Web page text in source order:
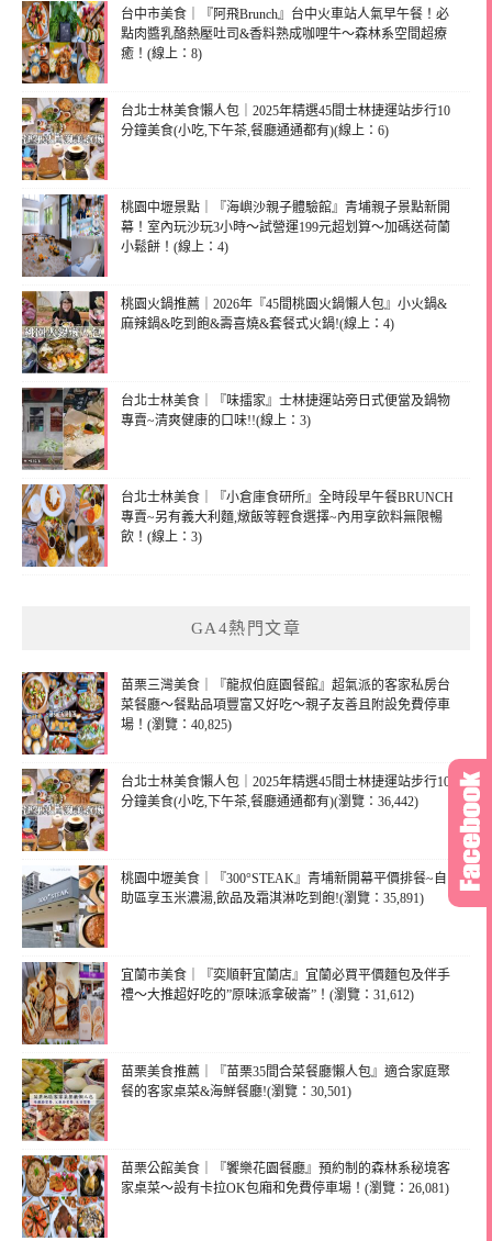
台中市美食｜『阿飛Brunch』台中火車站人氣早午餐！必
點肉醬乳酪熱壓吐司&香料熟成咖哩牛～森林系空間超療
癒！(線上：8)
台北士林美食懶人包｜2025年精選45間士林捷運站步行10
分鐘美食(小吃,下午茶,餐廳通通都有)(線上：6)
桃園中壢景點｜『海嶼沙親子體驗館』青埔親子景點新開
幕！室內玩沙玩3小時～試營運199元超划算～加碼送荷蘭
小鬆餅！(線上：4)
桃園火鍋推薦｜2026年『45間桃園火鍋懶人包』小火鍋&
麻辣鍋&吃到飽&壽喜燒&套餐式火鍋!(線上：4)
台北士林美食｜『味擂家』士林捷運站旁日式便當及鍋物
專賣~清爽健康的口味!!(線上：3)
台北士林美食｜『小倉庫食研所』全時段早午餐BRUNCH
專賣~另有義大利麵,燉飯等輕食選擇~內用享飲料無限暢
飲！(線上：3)
GA4熱門文章
苗栗三灣美食｜『龍叔伯庭園餐館』超氣派的客家私房台
菜餐廳～餐點品項豐富又好吃～親子友善且附設免費停車
場！(瀏覽：40,825)
台北士林美食懶人包｜2025年精選45間士林捷運站步行10
分鐘美食(小吃,下午茶,餐廳通通都有)(瀏覽：36,442)
桃園中壢美食｜『300°STEAK』青埔新開幕平價排餐~自
助區享玉米濃湯,飲品及霜淇淋吃到飽!(瀏覽：35,891)
宜蘭市美食｜『奕順軒宜蘭店』宜蘭必買平價麵包及伴手
禮～大推超好吃的”原味派拿破崙”！(瀏覽：31,612)
苗栗美食推薦｜『苗栗35間合菜餐廳懶人包』適合家庭聚
餐的客家桌菜&海鮮餐廳!(瀏覽：30,501)
苗栗公館美食｜『饗樂花園餐廳』預約制的森林系秘境客
家桌菜～設有卡拉OK包廂和免費停車場！(瀏覽：26,081)